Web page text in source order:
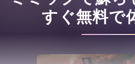
すぐ無料で